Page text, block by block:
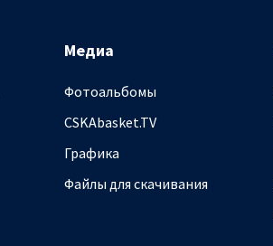
Медиа
Фотоальбомы
CSKAbasket.TV
Графика
Файлы для скачивания